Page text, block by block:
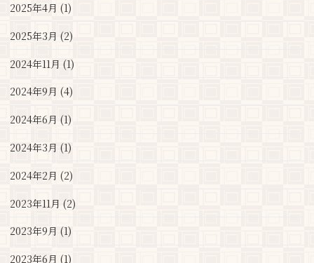
2025年4月 (1)
2025年3月 (2)
2024年11月 (1)
2024年9月 (4)
2024年6月 (1)
2024年3月 (1)
2024年2月 (2)
2023年11月 (2)
2023年9月 (1)
2023年6月 (1)